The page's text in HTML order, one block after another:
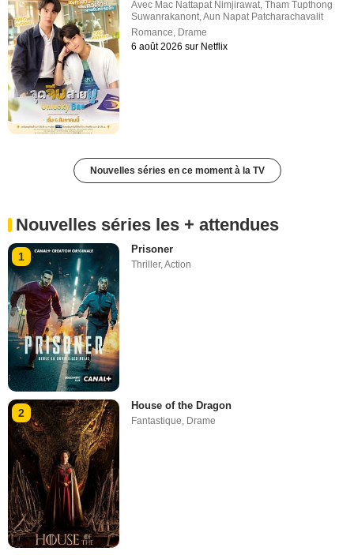
Avec Mac Nattapat Nimjirawat,Tham Tupthong
Suwanrakanont,Aun Napat Patcharachavalit
Romance, Drame
6 août 2026 sur Netflix
Nouvelles séries en ce moment à la TV
Nouvelles séries les + attendues
1
Prisoner
Thriller,Action
2
House of the Dragon
Fantastique, Drame